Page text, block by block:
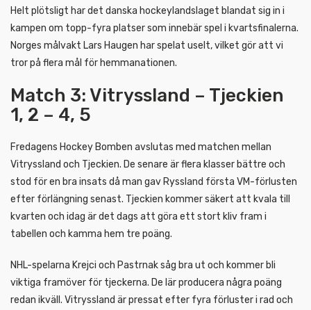
Helt plötsligt har det danska hockeylandslaget blandat sig in i
kampen om topp-fyra platser som innebär spel i kvartsfinalerna.
Norges målvakt Lars Haugen har spelat uselt, vilket gör att vi
tror på flera mål för hemmanationen.
Match 3: Vitryssland – Tjeckien
1, 2 – 4, 5
Fredagens Hockey Bomben avslutas med matchen mellan
Vitryssland och Tjeckien. De senare är flera klasser bättre och
stod för en bra insats då man gav Ryssland första VM-förlusten
efter förlängning senast. Tjeckien kommer säkert att kvala till
kvarten och idag är det dags att göra ett stort kliv fram i
tabellen och kamma hem tre poäng.
NHL-spelarna Krejci och Pastrnak såg bra ut och kommer bli
viktiga framöver för tjeckerna. De lär producera några poäng
redan ikväll. Vitryssland är pressat efter fyra förluster i rad och